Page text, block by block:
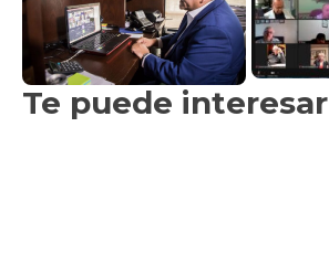
Te puede interesar